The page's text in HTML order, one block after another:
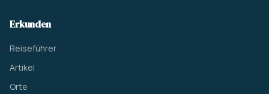
Erkunden
Reiseführer
Artikel
Orte